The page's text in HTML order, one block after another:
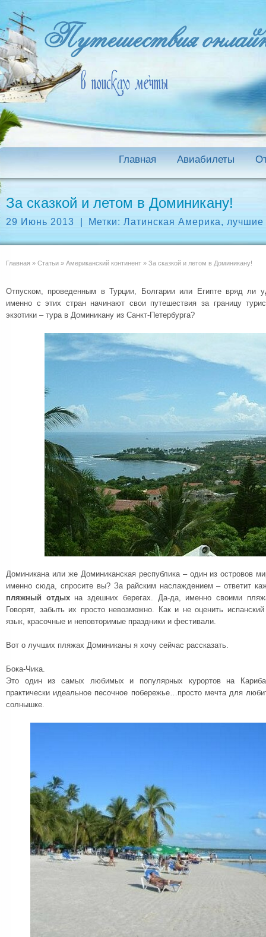
Главная Авиабилеты
За сказкой и летом в Доминикану!
29 Июнь 2013 Метки:Латинская Америка, лучшие
Главная » Статьи » Американский континент » За сказкой и летом в Доминикану!
Отпуском, проведенным в Турции, Болгарии или Египте вряд ли
именно с этих стран начинают свои путешествия за границу
экзотики – тура в Доминикану из Санкт-Петербурга?
Доминикана или же Доминиканская республика – один из островов
именно сюда, спросите вы? За райским наслаждением – ответит
пляжный отдыхна здешних берегах. Да-да, именно своими
Говорят, забыть их просто невозможно. Как и не оценить
язык, красочные и неповторимые праздники и фестивали.
Вот о лучших пляжах Доминиканы я хочу сейчас рассказать.
Бока-Чика.
Это один из самых любимых и популярных курортов на
практически идеальное песочное побережье…просто мечта для
солнышке.